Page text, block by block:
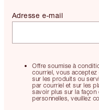
Offre soumise à
courriel, vous
sur les produits ou
par courriel et sur les
savoir plus sur la
personnelles, veuillez
Adresse e-mail